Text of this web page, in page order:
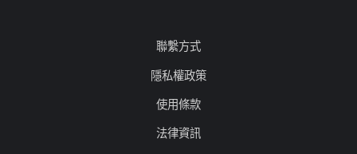
聯繫方式
隱私權政策
使用條款
法律資訊